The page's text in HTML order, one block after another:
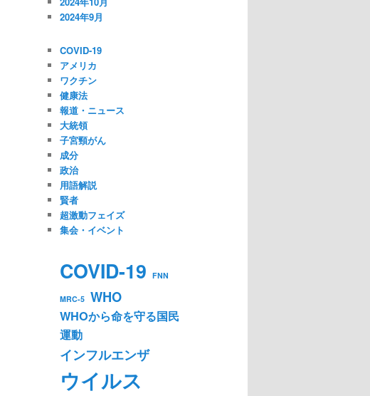
2024年9月
COVID-19
アメリカ
ワクチン
健康法
報道・ニュース
大統領
子宮頸がん
成分
政治
用語解説
賢者
超激動フェイズ
集会・イベント
COVID-19 FNN
MRC-5 WHO
WHOから命を守る国民
運動
インフルエンザ
ウイルス